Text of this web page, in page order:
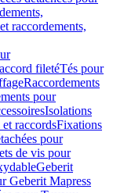
raccordements,
filetéTés pour
Raccordements
pour
Isolations
raccordsFixations
pour
de vis pour
Geberit
Geberit Mapress